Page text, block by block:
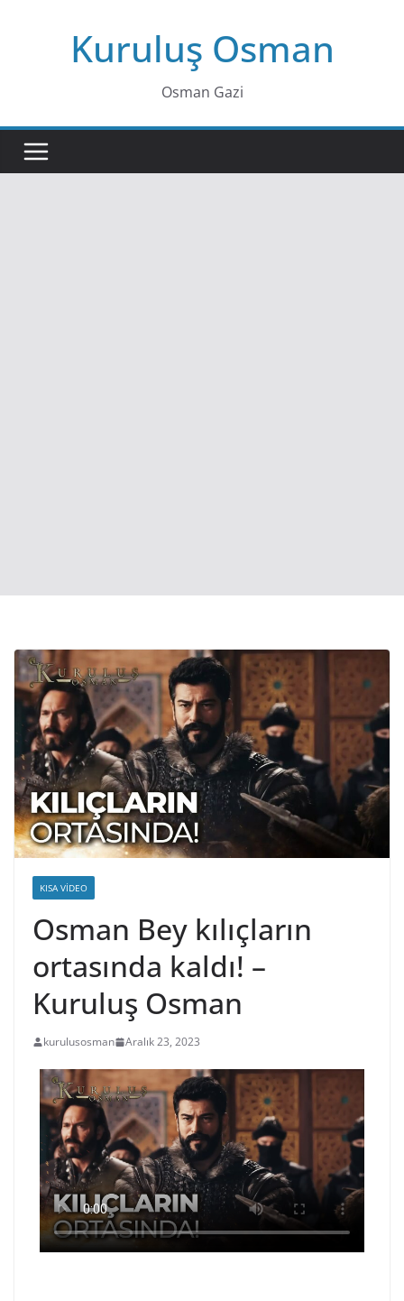
Kuruluş Osman
Osman Gazi
KISA VIDEO
Osman Bey kılıçların
ortasında kaldı! –
Kuruluş Osman
kurulusosman Aralık 23, 2023